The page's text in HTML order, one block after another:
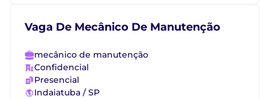
Vaga De Mecânico De Manutenção
mecânico de manutenção
Confidencial
Presencial
Indaiatuba / SP